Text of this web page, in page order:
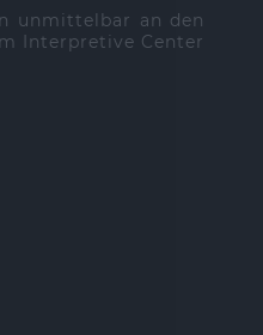
unmittelbar an den
Interpretive Center